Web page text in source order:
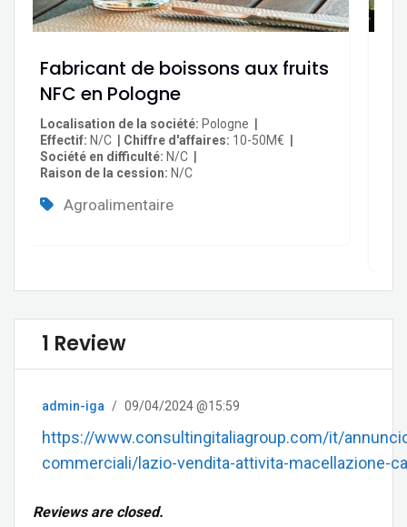
Fabricant de boissons aux fruits
NFC en Pologne
Localisation de la société Pologne
Effectif N/C Chiffre d'affaires 10-50M€
Société en difficulté N/C
Raison de la cession N/C
Agroalimentaire
1 Review
admin-iga / 09/04/2024 @15:59
https://www.consultingitaliagroup.com/it/
commerciali/lazio-vendita-attivita-macellazione-
Reviews are closed.